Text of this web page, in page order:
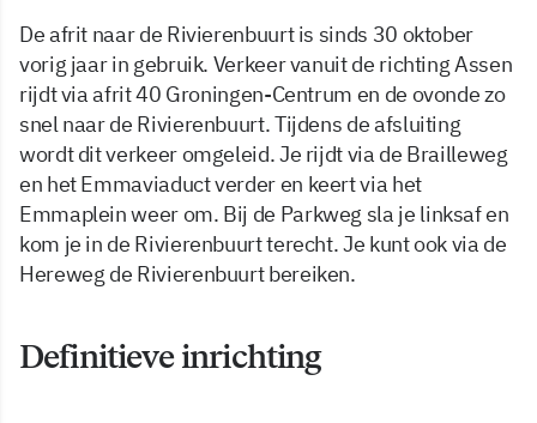
De afrit naar de Rivierenbuurt is sinds 30 oktober
vorig jaar in gebruik. Verkeer vanuit de richting Assen
rijdt via afrit 40 Groningen-Centrum en de ovonde zo
snel naar de Rivierenbuurt. Tijdens de afsluiting
wordt dit verkeer omgeleid. Je rijdt via de Brailleweg
en het Emmaviaduct verder en keert via het
Emmaplein weer om. Bij de Parkweg sla je linksaf en
kom je in de Rivierenbuurt terecht. Je kunt ook via de
Hereweg de Rivierenbuurt bereiken.
Definitieve inrichting